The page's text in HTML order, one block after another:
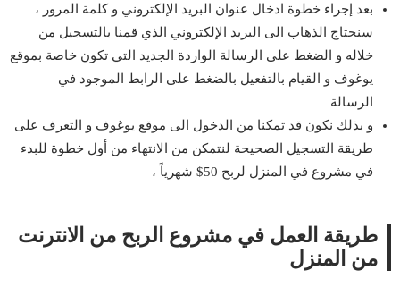
بعد إجراء خطوة ادخال عنوان البريد الإلكتروني و كلمة المرور ،
سنحتاج الذهاب الى البريد الإلكتروني الذي قمنا بالتسجيل من
خلاله و الضغط على الرسالة الواردة الجديد التي تكون خاصة بموقع
يوغوف و القيام بالتفعيل بالضغط على الرابط الموجود في
الرسالة
و بذلك نكون قد تمكنا من الدخول الى موقع يوغوف و التعرف على
طريقة التسجيل الصحيحة لنتمكن من الانتهاء من أول خطوة للبدء
في مشروع في المنزل لربح 50$ شهرياً ،
طريقة العمل في مشروع الربح من الانترنت
من المنزل